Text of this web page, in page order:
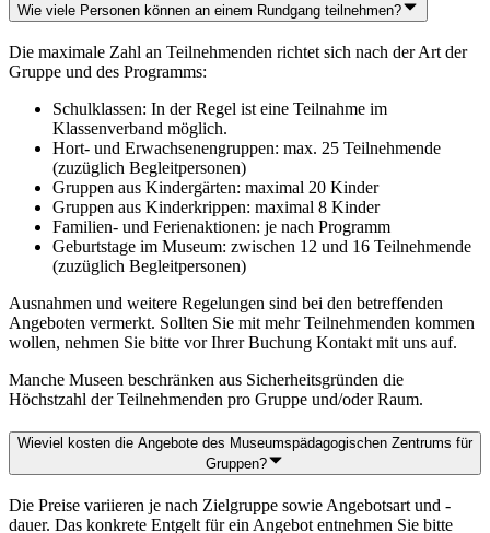
Wie viele Personen können an einem Rundgang teilnehmen?
Die maximale Zahl an Teilnehmenden richtet sich nach der Art der
Gruppe und des Programms:
Schulklassen: In der Regel ist eine Teilnahme im
Klassenverband möglich.
Hort- und Erwachsenengruppen: max. 25 Teilnehmende
(zuzüglich Begleitpersonen)
Gruppen aus Kindergärten: maximal 20 Kinder
Gruppen aus Kinderkrippen: maximal 8 Kinder
Familien- und Ferienaktionen: je nach Programm
Geburtstage im Museum: zwischen 12 und 16 Teilnehmende
(zuzüglich Begleitpersonen)
Ausnahmen und weitere Regelungen sind bei den betreffenden
Angeboten vermerkt. Sollten Sie mit mehr Teilnehmenden kommen
wollen, nehmen Sie bitte vor Ihrer Buchung Kontakt mit uns auf.
Manche Museen beschränken aus Sicherheitsgründen die
Höchstzahl der Teilnehmenden pro Gruppe und/oder Raum.
Wieviel kosten die Angebote des Museumspädagogischen Zentrums für
Gruppen?
Die Preise variieren je nach Zielgruppe sowie Angebotsart und -
dauer. Das konkrete Entgelt für ein Angebot entnehmen Sie bitte